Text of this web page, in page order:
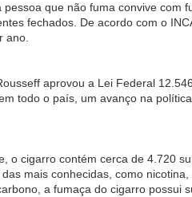
que não fuma convive com
fechados. De acordo com o
ano.
aprovou a Lei Federal
todo o país, um avanço na
o cigarro contém cerca de 4.720
mais conhecidas, como
a fumaça do cigarro possui